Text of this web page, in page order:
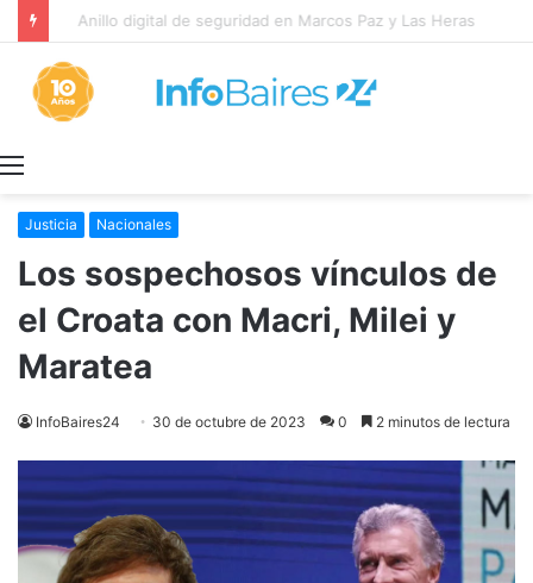
Anillo digital de seguridad en Marcos Paz y Las Heras
Justicia Nacionales
Los sospechosos vínculos de
el Croata con Macri, Milei y
Maratea
InfoBaires24 30 de octubre de 2023 0 2 minutos de lectura